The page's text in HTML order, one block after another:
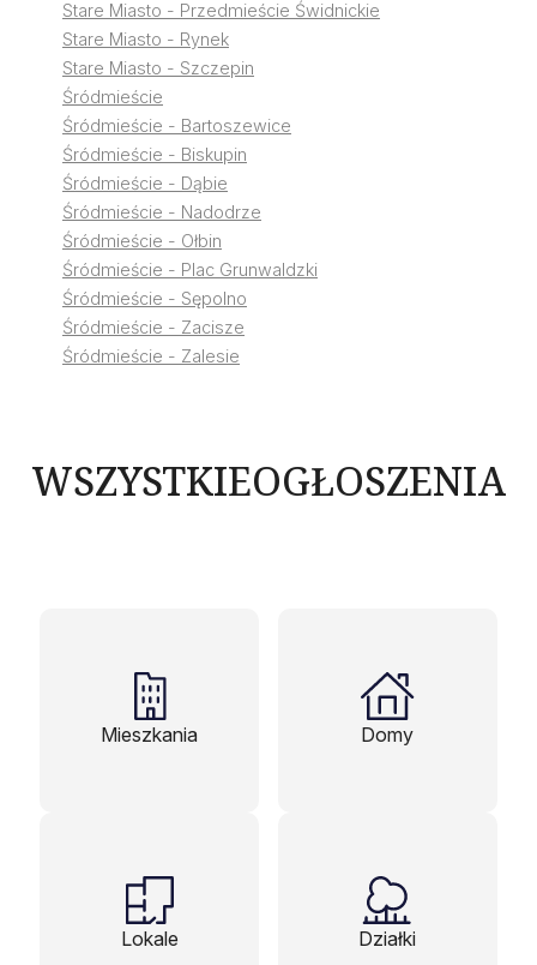
Stare Miasto - Przedmieście Świdnickie
Stare Miasto - Rynek
Stare Miasto - Szczepin
Śródmieście
Śródmieście - Bartoszewice
Śródmieście - Biskupin
Śródmieście - Dąbie
Śródmieście - Nadodrze
Śródmieście - Ołbin
Śródmieście - Plac Grunwaldzki
Śródmieście - Sępolno
Śródmieście - Zacisze
Śródmieście - Zalesie
WSZYSTKIEOGŁOSZENIA
Mieszkania Domy
Lokale Działki